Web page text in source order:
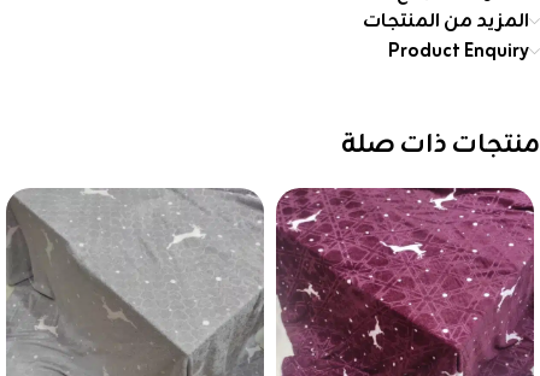
المزيد من المنتجات
Product Enquiry
منتجات ذات صلة